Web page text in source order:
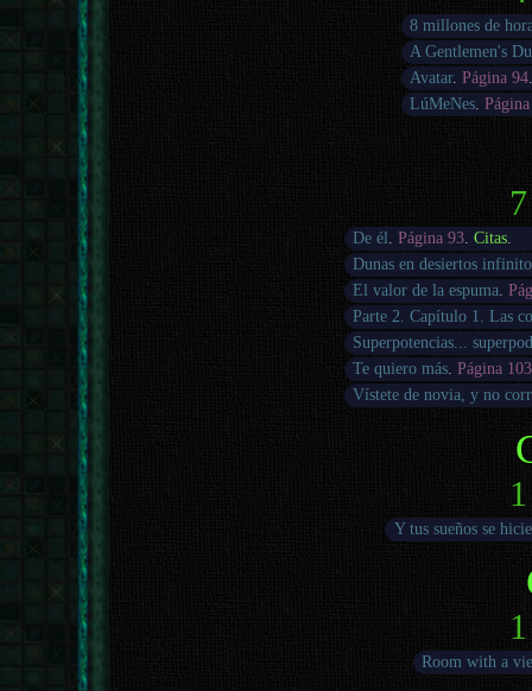
8 millones de
A Gentlemen's
Avatar.Página 94
LúMeNes.
De él .Página 93.Citas.
Dunas en desiertos
El valor de la espuma.
Parte 2. Capítulo 1. Las
Superpotencias...
Te quiero más.Página 103
Vístete de novia, y no
Y tus sueños se
Room with a